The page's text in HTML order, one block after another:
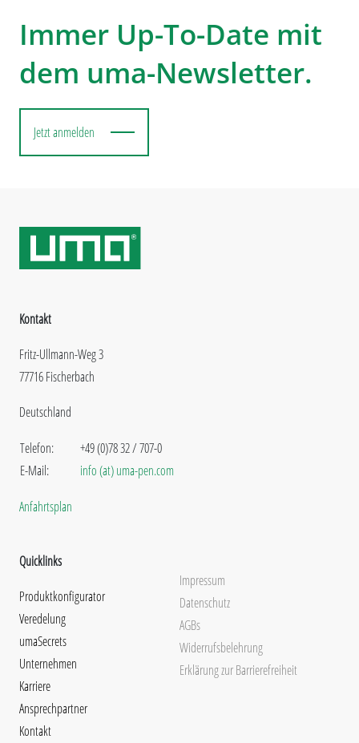
Immer Up-To-Date mit
dem uma-Newsletter.
Jetzt anmelden
Kontakt
Fritz-Ullmann-Weg 3
77716 Fischerbach
Deutschland
Telefon:
E-Mail:
+49 (0)78 32 / 707-0
info (at) uma-pen.com
Anfahrtsplan
Quicklinks
Produktkonfigurator
Veredelung
umaSecrets
Unternehmen
Karriere
Ansprechpartner
Kontakt
Impressum
Datenschutz
AGBs
Widerrufsbelehrung
Erklärung zur Barrierefreiheit